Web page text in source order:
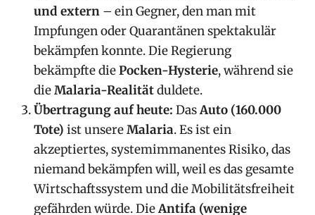
und extern – ein Gegner, den man mit
Impfungen oder Quarantänen spektakulär
bekämpfen konnte. Die Regierung
bekämpfte diePocken-Hysterie, während sie
dieMalaria-Realitätduldete.
Übertragung auf heute: DasAuto (160.000
Tote) ist unsereMalaria. Es ist ein
akzeptiertes, systemimmanentes Risiko, das
niemand bekämpfen will, weil es das gesamte
Wirtschaftssystem und die Mobilitätsfreiheit
gefährden würde. DieAntifa (wenige